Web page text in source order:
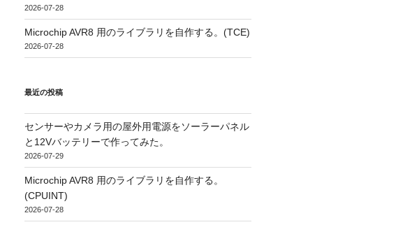
2026-07-28
Microchip AVR8 用のライブラリを自作する。(TCE)
2026-07-28
最近の投稿
センサーやカメラ用の屋外用電源をソーラーパネル
と12Vバッテリーで作ってみた。
2026-07-29
Microchip AVR8 用のライブラリを自作する。
(CPUINT)
2026-07-28